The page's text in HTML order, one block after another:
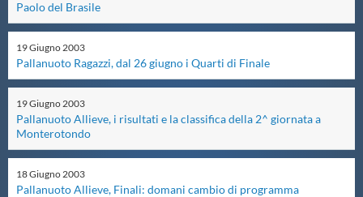
Scuole Nuoto
Propaganda
Centri Federali
Area Legislativa
Paolo del Brasile
19Giugno2003
Pallanuoto Ragazzi, dal 26 giugno i Quarti di Finale
19Giugno2003
Pallanuoto Allieve, i risultati e la classifica della 2^ giornata a
Monterotondo
18Giugno2003
Pallanuoto Allieve, Finali: domani cambio di programma